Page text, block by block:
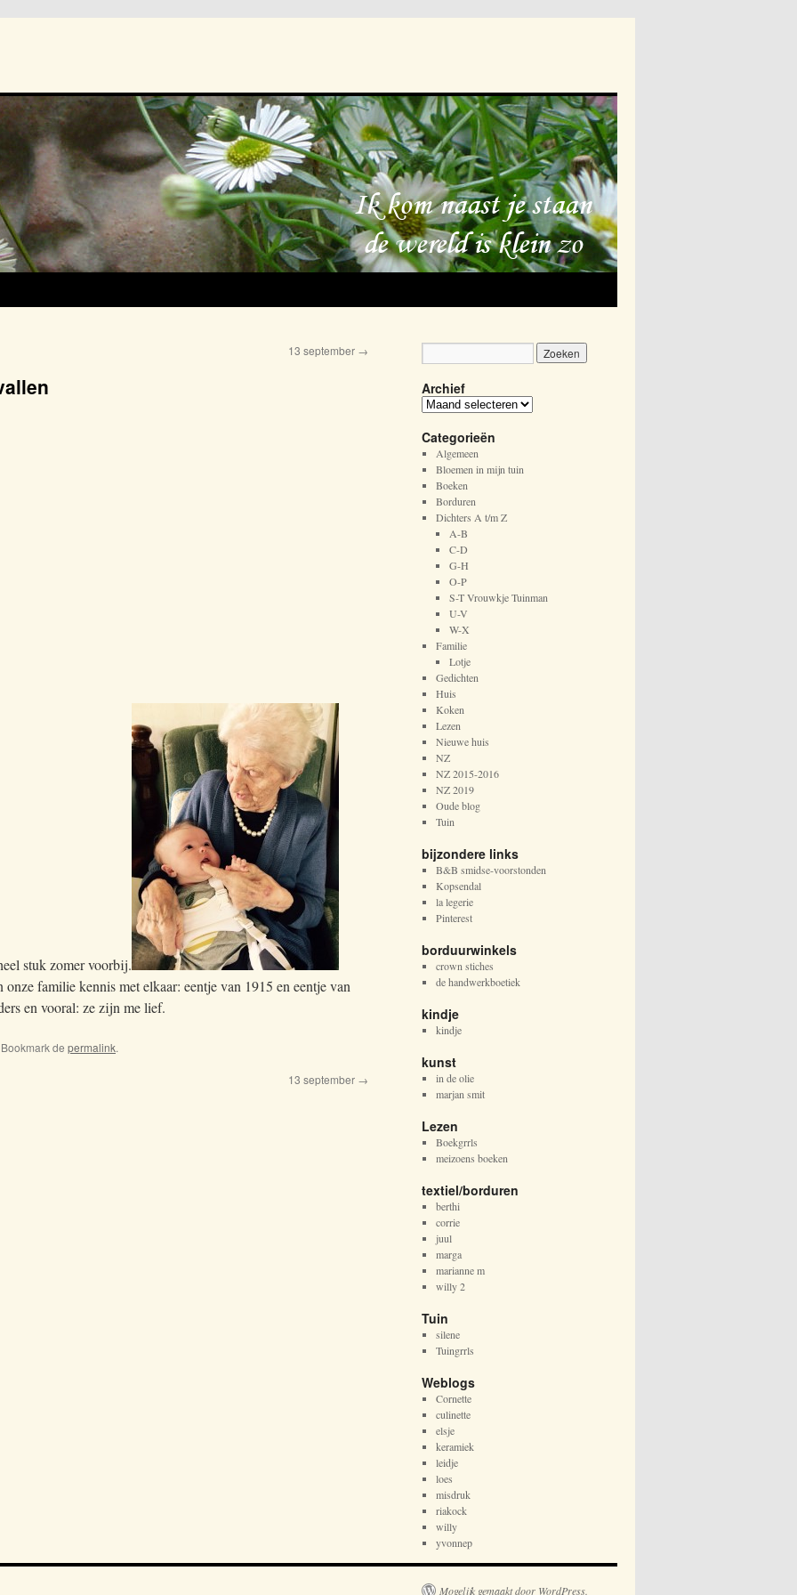
13 september →
stuk zomer voorbij.
onze familie kennis met elkaar: eentje van 1915 en eentje van
en vooral: ze zijn me lief.
de permalink.
13 september →
Archief
A
c
h
i
e
f
Categorieën
Algemeen
Bloemen in mijn tuin
Boeken
Borduren
Dichters A t/m Z
A-B
C-D
G-H
O-P
S-T Vrouwkje Tuinman
U-V
W-X
Familie
Lotje
Gedichten
Huis
Koken
Lezen
Nieuwe huis
NZ
NZ 2015-2016
NZ 2019
Oude blog
Tuin
bijzondere links
B&B smidse-voorstonden
Kopsendal
la legerie
Pinterest
borduurwinkels
crown stiches
de handwerkboetiek
kindje
kindje
kunst
in de olie
marjan smit
Lezen
Boekgrrls
meizoens boeken
textiel/borduren
berthi
corrie
juul
marga
marianne m
willy 2
Tuin
silene
Tuingrrls
Weblogs
Cornette
culinette
elsje
keramiek
leidje
loes
misdruk
riakock
willy
yvonnep
Mogelijk gemaakt door WordPress.